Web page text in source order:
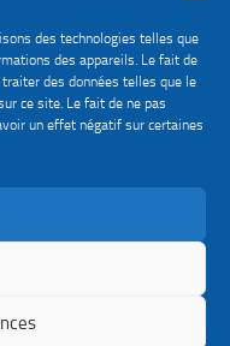
des technologies telles que
des appareils. Le fait de
des données telles que le
ce site. Le fait de ne pas
un effet négatif sur certaines